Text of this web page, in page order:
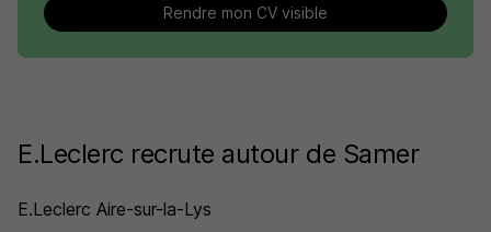
Rendre mon CV visible
E.Leclerc recrute autour de Samer
E.Leclerc Aire-sur-la-Lys